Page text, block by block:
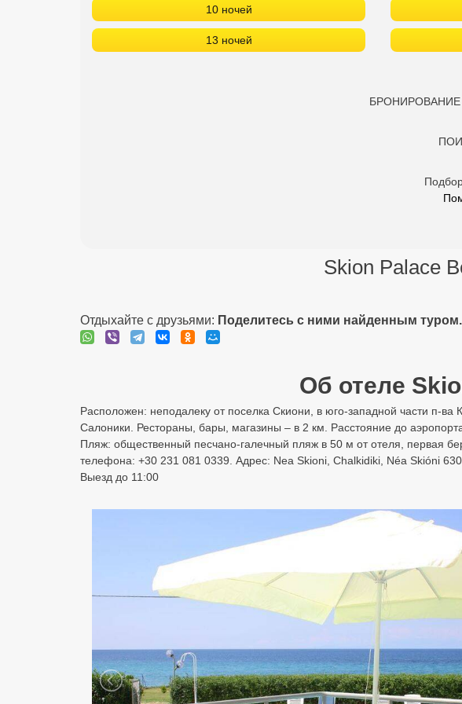
10 ночей
13 ночей
БРОНИРОВАНИЕ
Skion Palace
Отдыхайте с друзьями: Поделитесь с ними найденным туром.
Об отеле
Расположен: неподалеку от поселка Скиони, в юго-западной части п-
Салоники. Рестораны, бары, магазины – в 2 км. Расстояние до
Пляж: общественный песчано-галечный пляж в 50 м от отеля, первая
телефона: +30 231 081 0339. Адрес: Nea Skioni, Chalkidiki, Néa Skióni
Выезд до 11:00